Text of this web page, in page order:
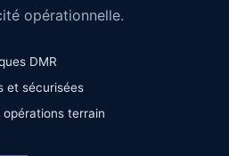
opérationnelle.
DMR
et sécurisées
terrain